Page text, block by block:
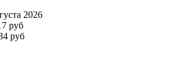
2026
руб
руб